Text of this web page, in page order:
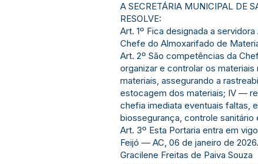
A SECRETÁRIA MUNICIPAL DE
RESOLVE:
Art. 1º Fica designada a
Chefe do Almoxarifado de
Art. 2º São competências da
organizar e controlar os
materiais, assegurando a
estocagem dos materiais; IV —
chefia imediata eventuais faltas,
biossegurança, controle
Art. 3º Esta Portaria entra em
Feijó — AC, 06 de janeiro de 2026.
Gracilene Freitas de Paiva Souza